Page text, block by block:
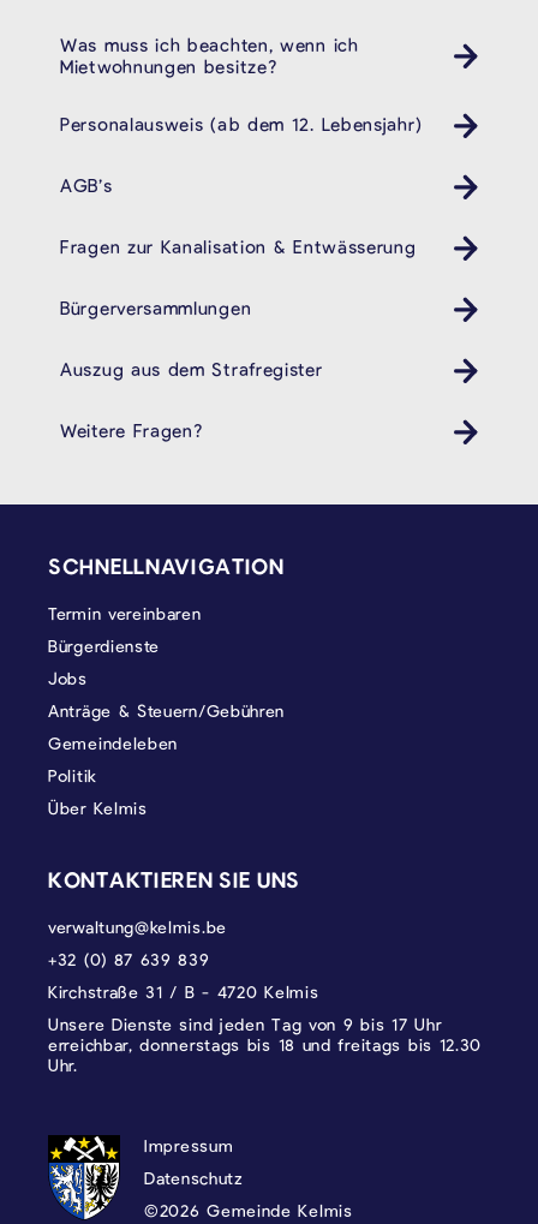
Was muss ich beachten, wenn ich
Mietwohnungen besitze?
Personalausweis (ab dem 12. Lebensjahr)
Pass ID Ausweis
AGB’s
Fragen zur Kanalisation & Entwässerung
Bürgerversammlungen
Auszug aus dem Strafregister
Weitere Fragen?
SCHNELLNAVIGATION
Termin vereinbaren
Bürgerdienste
Jobs
Anträge & Steuern/Gebühren
Gemeindeleben
Politik
Über Kelmis
KONTAKTIEREN SIE UNS
verwaltung@kelmis.be
+32 (0) 87 639 839
Kirchstraße 31 / B - 4720 Kelmis
Unsere Dienste sind jeden Tag von 9 bis 17 Uhr
erreichbar, donnerstags bis 18 und freitags bis 12.30
Uhr.
DATENSCHUTZ, IMPRESSUM UND
Impressum
Datenschutz
©2026 Gemeinde Kelmis